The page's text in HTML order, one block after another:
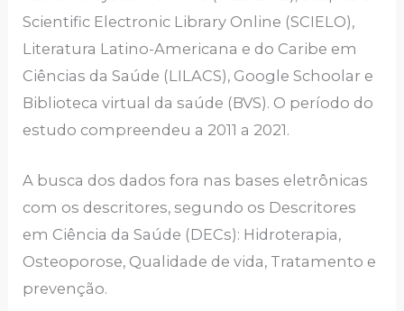
Scientific Electronic Library Online (SCIELO),
Literatura Latino-Americana e do Caribe em
Ciências da Saúde (LILACS), Google Schoolar e
Biblioteca virtual da saúde (BVS). O período do
estudo compreendeu a 2011 a 2021.
A busca dos dados fora nas bases eletrônicas
com os descritores, segundo os Descritores
em Ciência da Saúde (DECs): Hidroterapia,
Osteoporose, Qualidade de vida, Tratamento e
prevenção.